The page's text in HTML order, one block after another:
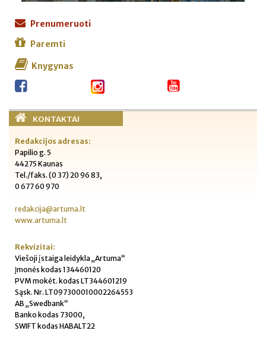
Prenumeruoti
Paremti
Knygynas
KONTAKTAI
Redakcijos adresas:
Papilio g. 5
44275 Kaunas
Tel./faks. (0 37) 20 96 83,
0 677 60 970
redakcija@artuma.lt
www.artuma.lt
Rekvizitai:
Viešoji įstaiga leidykla „Artuma“
Įmonės kodas 134460120
PVM mokėt. kodas LT344601219
Sąsk. Nr. LT097300010002264553
AB „Swedbank“
Banko kodas 73000,
SWIFT kodas HABALT22